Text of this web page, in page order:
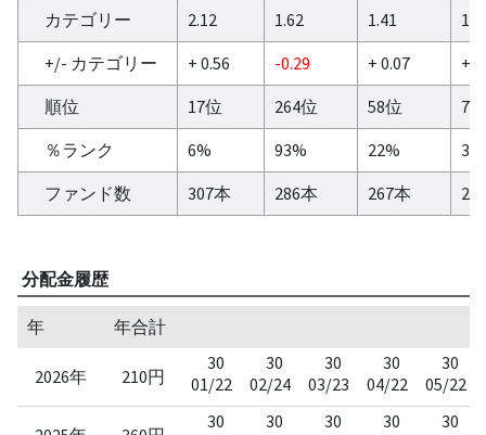
カテゴリー
2.12 1.62 1.41
1
+/- カテゴリー
+ 0.56 -0.29 + 0.07
+
順位
17位 264位 58位
75
％ランク
6% 93% 22%
ファンド数
307本 286本 267本
分配金履歴
年 年合計
2026年 210円
30
01/22
30
02/24
30
03/23
30
04/22
30
05/22
30
30
30
30
30